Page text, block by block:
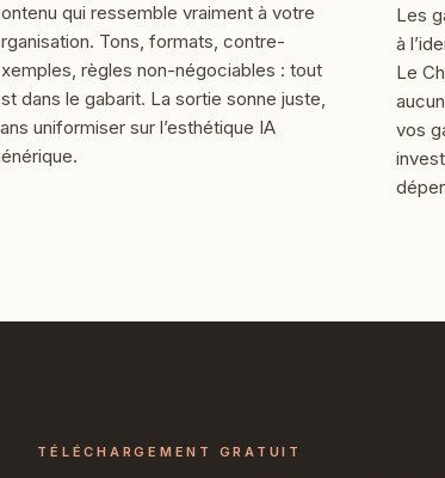
qui ressemble vraiment à votre
Tons, formats, contre-
règles non-négociables : tout
dans le gabarit. La sortie sonne juste,
uniformiser sur l’esthétique IA
Les
à
Le
vos
TÉLÉCHARGEMENT GRATUIT